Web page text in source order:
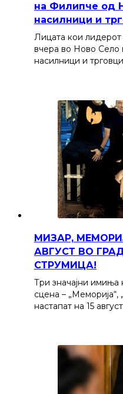
на Филипче од
насилници и
Лицата кои
вчера во Ново Село
насилници и
МИЗАР,
АВГУСТ ВО
СТРУМИЦА!
Три значајни имиња
сцена – „Меморија“,
настапат на 15